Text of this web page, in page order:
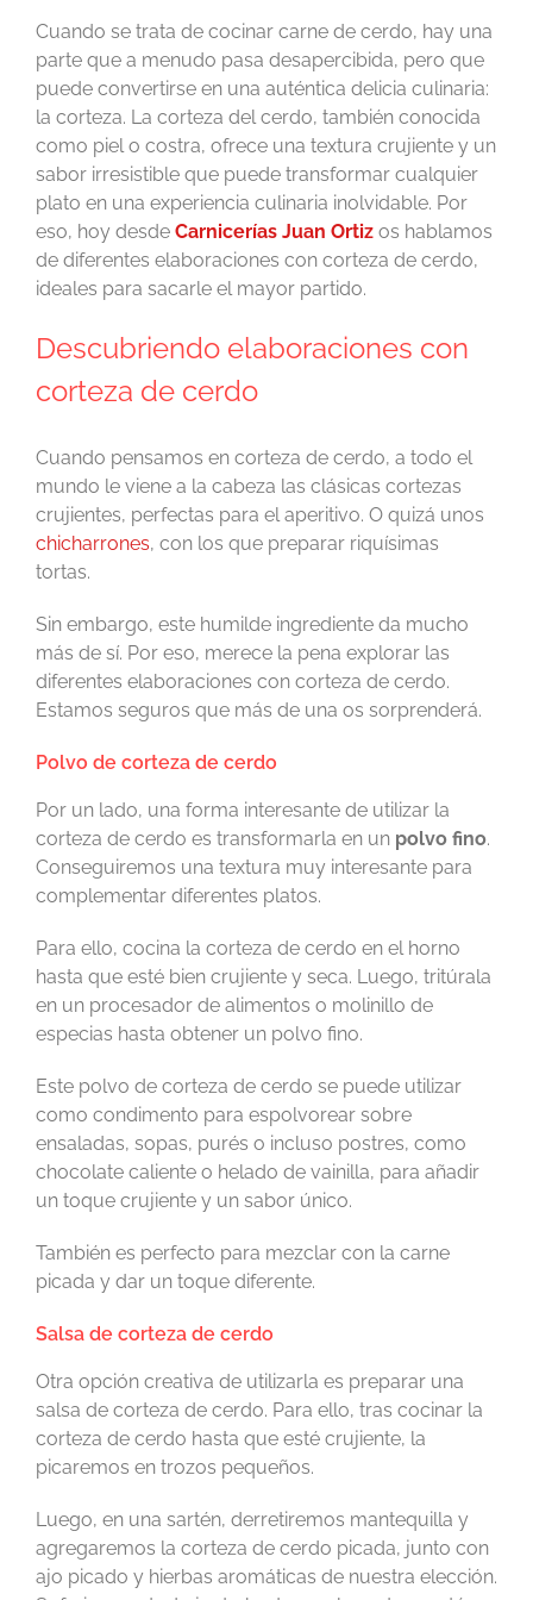
Cuando se trata de cocinar carne de cerdo, hay una
parte que a menudo pasa desapercibida, pero que
puede convertirse en una auténtica delicia culinaria:
la corteza. La corteza del cerdo, también conocida
como piel o costra, ofrece una textura crujiente y un
sabor irresistible que puede transformar cualquier
plato en una experiencia culinaria inolvidable. Por
eso, hoy desde Carnicerías Juan Ortiz os hablamos
de diferentes elaboraciones con corteza de cerdo,
ideales para sacarle el mayor partido.
Descubriendo elaboraciones con
corteza de cerdo
Cuando pensamos en corteza de cerdo, a todo el
mundo le viene a la cabeza las clásicas cortezas
crujientes, perfectas para el aperitivo. O quizá unos
chicharrones, con los que preparar riquísimas
tortas.
Sin embargo, este humilde ingrediente da mucho
más de sí. Por eso, merece la pena explorar las
diferentes elaboraciones con corteza de cerdo.
Estamos seguros que más de una os sorprenderá.
Polvo de corteza de cerdo
Por un lado, una forma interesante de utilizar la
corteza de cerdo es transformarla en un polvo fino.
Conseguiremos una textura muy interesante para
complementar diferentes platos.
Para ello, cocina la corteza de cerdo en el horno
hasta que esté bien crujiente y seca. Luego, tritúrala
en un procesador de alimentos o molinillo de
especias hasta obtener un polvo fino.
Este polvo de corteza de cerdo se puede utilizar
como condimento para espolvorear sobre
ensaladas, sopas, purés o incluso postres, como
chocolate caliente o helado de vainilla, para añadir
un toque crujiente y un sabor único.
También es perfecto para mezclar con la carne
picada y dar un toque diferente.
Salsa de corteza de cerdo
Otra opción creativa de utilizarla es preparar una
salsa de corteza de cerdo. Para ello, tras cocinar la
corteza de cerdo hasta que esté crujiente, la
picaremos en trozos pequeños.
Luego, en una sartén, derretiremos mantequilla y
agregaremos la corteza de cerdo picada, junto con
ajo picado y hierbas aromáticas de nuestra elección.